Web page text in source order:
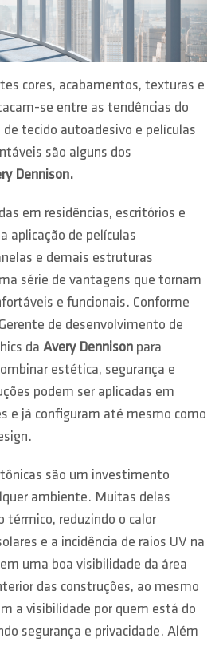
cores, acabamentos, texturas e
se entre as tendências do
tecido autoadesivo e películas
são alguns dos
Dennison.
em residências, escritórios e
aplicação de películas
e demais estruturas
série de vantagens que tornam
e funcionais. Conforme
de desenvolvimento de
da Avery Dennison para
estética, segurança e
podem ser aplicadas em
e já configuram até mesmo como
são um investimento
ambiente. Muitas delas
térmico, reduzindo o calor
e a incidência de raios UV na
uma boa visibilidade da área
das construções, ao mesmo
a visibilidade por quem está do
segurança e privacidade. Além